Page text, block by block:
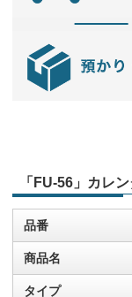
「FU-56」カレ
品番
商品名
タイプ